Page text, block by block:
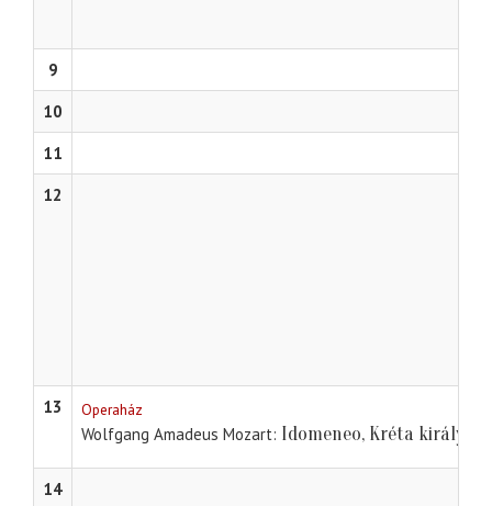
9
10
11
12
13 Operaház
Wolfgang Amadeus Mozart Idomeneo, Kréta királya
14